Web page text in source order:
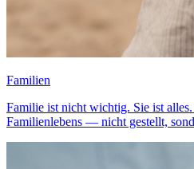
Familien
Familie ist nicht wichtig. Sie ist
Familienlebens — nicht gestellt,